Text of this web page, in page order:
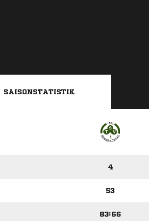
SAISONSTATISTIK
4
53
83:66